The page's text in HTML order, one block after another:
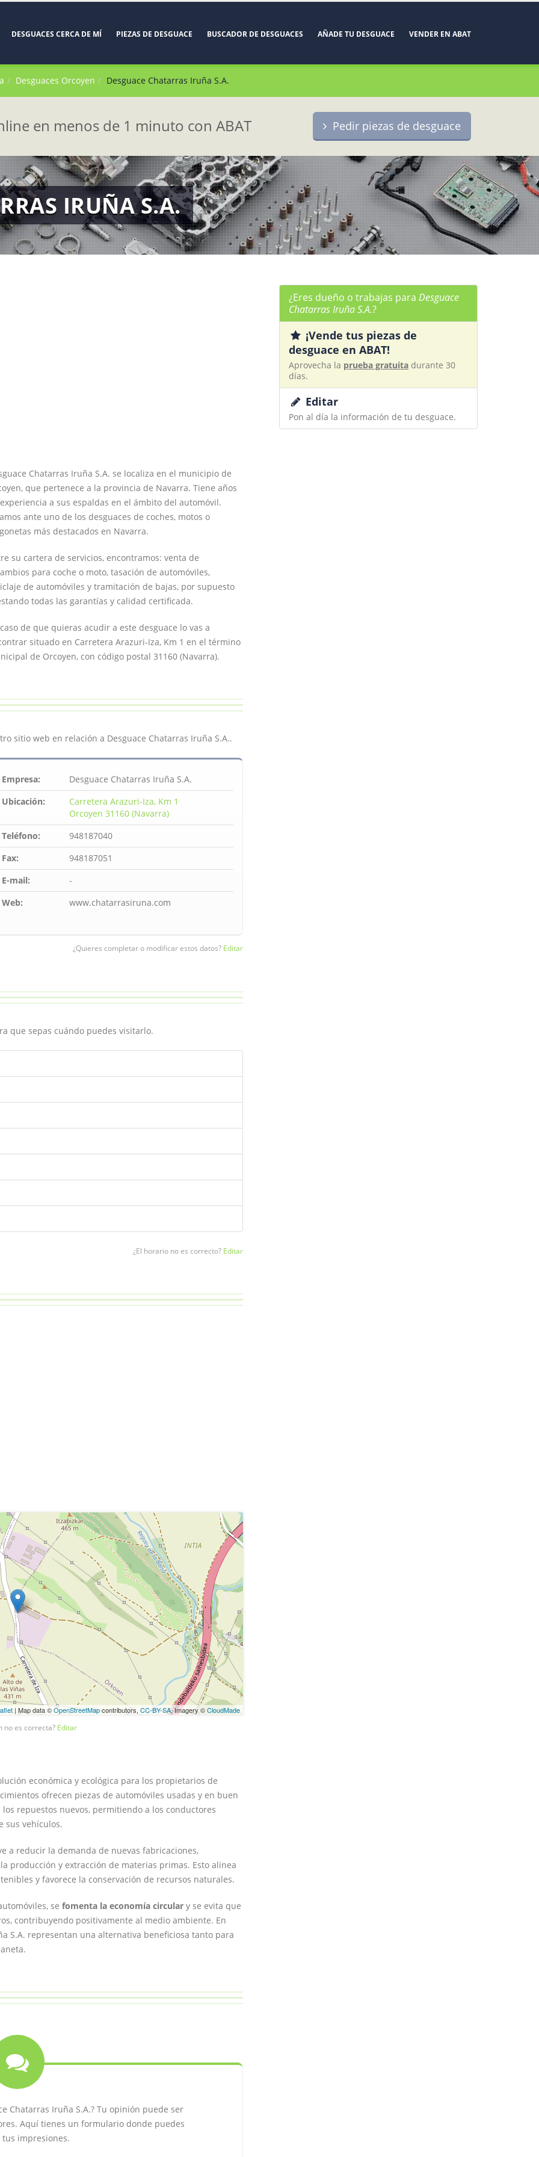
DESGUACES CERCA DE MÍ PIEZAS DE DESGUACE BUSCADOR DE DESGUACES AÑADE TU DESGUACE VENDER EN ABAT
Desguaces Orcoyen Desguace Chatarras Iruña S.A.
en menos de 1 minuto con ABAT Pedir piezas de desguace
IRUÑA S.A.
Chatarras Iruña S.A. se localiza en el municipio de
que pertenece a la provincia de Navarra. Tiene años
a sus espaldas en el ámbito del automóvil.
ante uno de los desguaces de coches, motos o
más destacados en Navarra.
su cartera de servicios, encontramos: venta de
para coche o moto, tasación de automóviles,
de automóviles y tramitación de bajas, por supuesto
todas las garantías y calidad certificada.
de que quieras acudir a este desguace lo vas a
situado en Carretera Arazuri-Iza, Km 1 en el término
de Orcoyen, con código postal 31160 (Navarra).
sitio web en relación a Desguace Chatarras Iruña S.A..
Empresa:
Desguace Chatarras Iruña S.A.
Ubicación:
Carretera Arazuri-Iza, Km 1
Orcoyen 31160 (Navarra)
Teléfono:
948187040
Fax:
948187051
E-mail:
-
Web:
www.chatarrasiruna.com
¿Quieres completar o modificar estos datos? Editar
que sepas cuándo puedes visitarlo.
¿El horario no es correcto? Editar
| Map data ©OpenStreetMapcontributors, CC-BY-SA, Imagery ©CloudMade
no es correcta? Editar
económica y ecológica para los propietarios de
ofrecen piezas de automóviles usadas y en buen
repuestos nuevos, permitiendo a los conductores
sus vehículos.
a reducir la demanda de nuevas fabricaciones,
producción y extracción de materias primas. Esto alinea
y favorece la conservación de recursos naturales.
se fomenta la economía circular y se evita que
contribuyendo positivamente al medio ambiente. En
S.A. representan una alternativa beneficiosa tanto para
Chatarras Iruña S.A.? Tu opinión puede ser
Aquí tienes un formulario donde puedes
impresiones.
¿Eres dueño o trabajas para Desguace
Chatarras Iruña S.A.?
¡Vende tus piezas de
desguace en ABAT!
Aprovecha la prueba gratuita durante 30
días.
Editar
Pon al día la información de tu desguace.